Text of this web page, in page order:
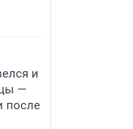
и
—
после